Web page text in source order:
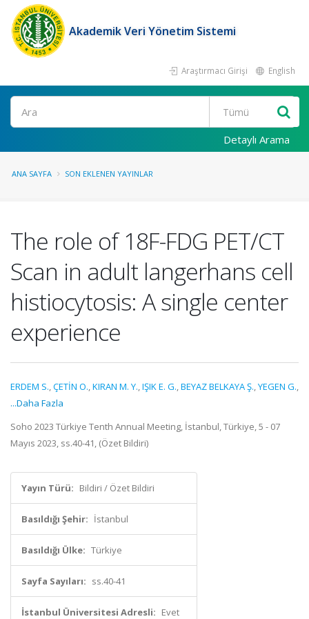
Akademik Veri Yönetim Sistemi
Araştırmacı Girişi English
Ara
Detaylı Arama
ANA SAYFA SON EKLENEN YAYINLAR
The role of 18F-FDG PET/CT
Scan in adult langerhans cell
histiocytosis: A single center
experience
ERDEM S.,ÇETİN O.,KIRAN M. Y.,IŞIK E. G.,BEYAZ BELKAYA Ş.,YEGEN G.,
...Daha Fazla
Soho 2023 Türkiye Tenth Annual Meeting, İstanbul, Türkiye, 5 - 07
Mayıs 2023, ss.40-41, (Özet Bildiri)
Yayın Türü: Bildiri / Özet Bildiri
Basıldığı Şehir: İstanbul
Basıldığı Ülke: Türkiye
Sayfa Sayıları: ss.40-41
İstanbul Üniversitesi Adresli: Evet